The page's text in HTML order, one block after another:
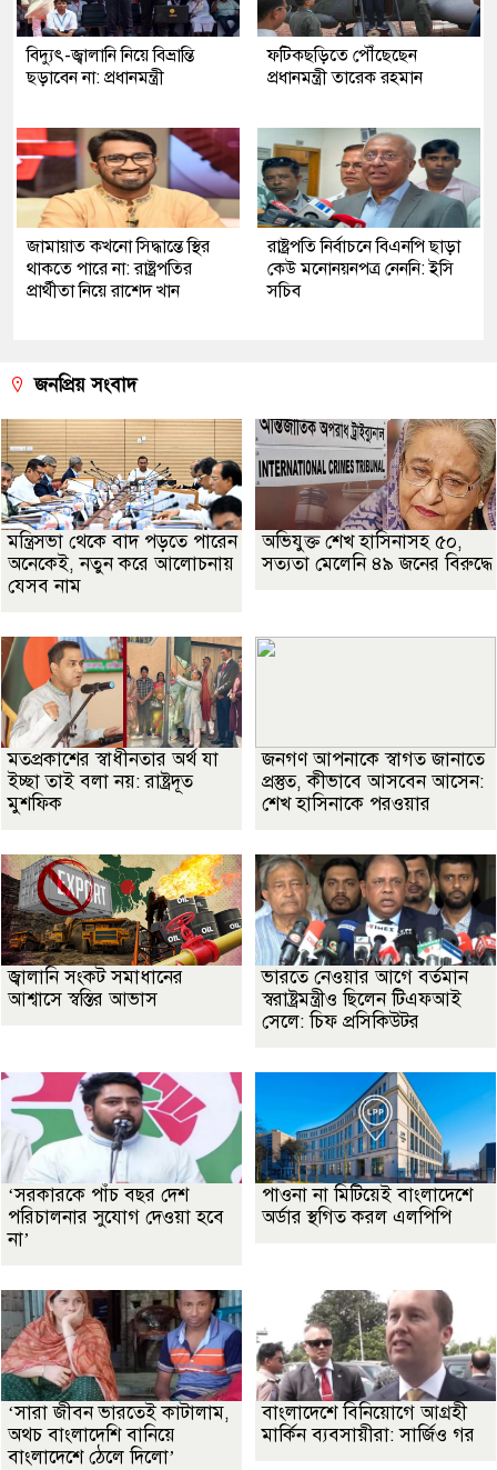
বিদ্যুৎ-জ্বালানি নিয়ে বিভ্রান্তি
ছড়াবেন না: প্রধানমন্ত্রী
ফটিকছড়িতে পৌঁছেছেন
প্রধানমন্ত্রী তারেক রহমান
জামায়াত কখনো সিদ্ধান্তে স্থির
থাকতে পারে না: রাষ্ট্রপতির
প্রার্থীতা নিয়ে রাশেদ খান
রাষ্ট্রপতি নির্বাচনে বিএনপি ছাড়া
কেউ মনোনয়নপত্র নেননি: ইসি
সচিব
জনপ্রিয় সংবাদ
মন্ত্রিসভা থেকে বাদ পড়তে পারেন
অনেকেই, নতুন করে আলোচনায়
যেসব নাম
অভিযুক্ত শেখ হাসিনাসহ ৫০,
সত্যতা মেলেনি ৪৯ জনের বিরুদ্ধে
মতপ্রকাশের স্বাধীনতার অর্থ যা
ইচ্ছা তাই বলা নয়: রাষ্ট্রদূত
মুশফিক
জনগণ আপনাকে স্বাগত জানাতে
প্রস্তুত, কীভাবে আসবেন আসেন:
শেখ হাসিনাকে পরওয়ার
জ্বালানি সংকট সমাধানের
আশ্বাসে স্বস্তির আভাস
ভারতে নেওয়ার আগে বর্তমান
স্বরাষ্ট্রমন্ত্রীও ছিলেন টিএফআই
সেলে: চিফ প্রসিকিউটর
‘সরকারকে পাঁচ বছর দেশ
পরিচালনার সুযোগ দেওয়া হবে
না’
পাওনা না মিটিয়েই বাংলাদেশে
অর্ডার স্থগিত করল এলপিপি
‘সারা জীবন ভারতেই কাটালাম,
অথচ বাংলাদেশি বানিয়ে
বাংলাদেশে ঠেলে দিলো’
বাংলাদেশে বিনিয়োগে আগ্রহী
মার্কিন ব্যবসায়ীরা: সার্জিও গর